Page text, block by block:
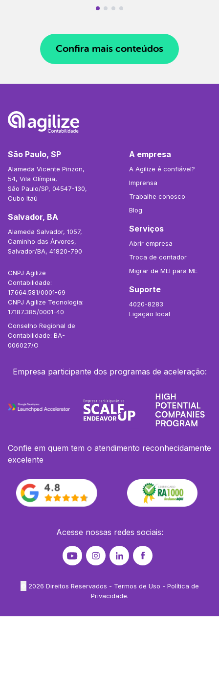
Confira mais conteúdos
São Paulo, SP
Alameda Vicente Pinzon,
54, Vila Olímpia,
São Paulo/SP, 04547-130,
Cubo Itaú
Salvador, BA
Alameda Salvador, 1057,
Caminho das Árvores,
Salvador/BA, 41820-790
CNPJ Agilize
Contabilidade:
17.664.581/0001-69
CNPJ Agilize Tecnologia:
17.187.385/0001-40
Conselho Regional de
Contabilidade: BA-
006027/O
A empresa
A Agilize é confiável?
Imprensa
Trabalhe conosco
Blog
Serviços
Abrir empresa
Troca de contador
Migrar de MEI para ME
Suporte
4020-8283
Ligação local
Empresa participante dos programas de aceleração:
Confie em quem tem o atendimento reconhecidamente
excelente
Acesse nossas redes sociais:
2026 Direitos Reservados - Termos de Uso - Política de
Privacidade.